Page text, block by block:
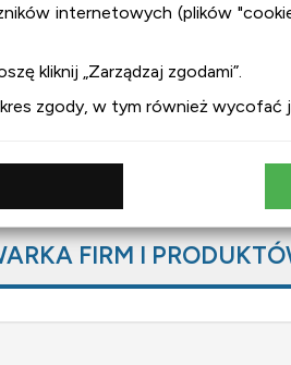
internetowych (plików
kliknij „Zarządzaj zgodami”.
zgody, w tym również wycofać
FIRM I